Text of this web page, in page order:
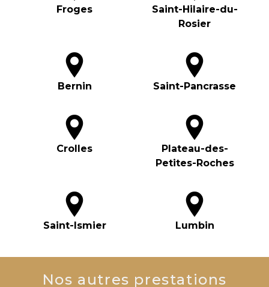
Froges
Saint-Hilaire-du-
Rosier
Bernin Saint-Pancrasse
Crolles
Plateau-des-
Petites-Roches
Saint-Ismier Lumbin
Nos autres prestations